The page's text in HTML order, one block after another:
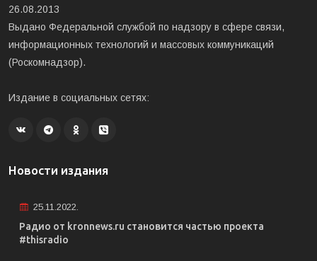
26.08.2013
Выдано Федеральной службой по надзору в сфере связи,
информационных технологий и массовых коммуникаций
(Роскомнадзор).
Издание в социальных сетях:
Новости издания
25.11.2022.
Радио от kronnews.ru становится частью проекта
#thisradio